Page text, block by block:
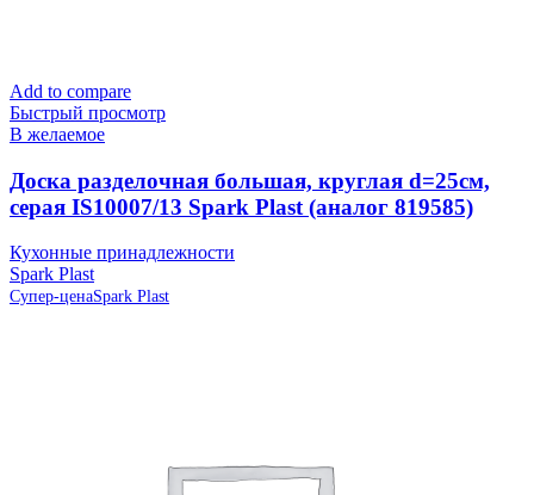
Add to compare
Быстрый просмотр
В желаемое
Доска разделочная большая, круглая d=25см,
серая IS10007/13 Spark Plast (аналог 819585)
Кухонные принадлежности
Spark Plast
Супер-ценаSpark Plast